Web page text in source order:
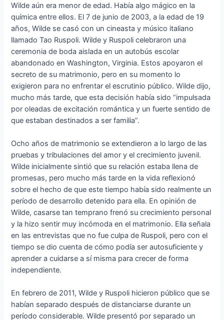
Wilde aún era menor de edad. Había algo mágico en la
química entre ellos. El 7 de junio de 2003, a la edad de 19
años, Wilde se casó con un cineasta y músico italiano
llamado Tao Ruspoli. Wilde y Ruspoli celebraron una
ceremonia de boda aislada en un autobús escolar
abandonado en Washington, Virginia. Estos apoyaron el
secreto de su matrimonio, pero en su momento lo
exigieron para no enfrentar el escrutinio público. Wilde dijo,
mucho más tarde, que esta decisión había sido “impulsada
por oleadas de excitación romántica y un fuerte sentido de
que estaban destinados a ser familia”.
Ocho años de matrimonio se extendieron a lo largo de las
pruebas y tribulaciones del amor y el crecimiento juvenil.
Wilde inicialmente sintió que su relación estaba llena de
promesas, pero mucho más tarde en la vida reflexionó
sobre el hecho de que este tiempo había sido realmente un
período de desarrollo detenido para ella. En opinión de
Wilde, casarse tan temprano frenó su crecimiento personal
y la hizo sentir muy incómoda en el matrimonio. Ella señala
en las entrevistas que no fue culpa de Ruspoli, pero con el
tiempo se dio cuenta de cómo podía ser autosuficiente y
aprender a cuidarse a sí misma para crecer de forma
independiente.
En febrero de 2011, Wilde y Ruspoli hicieron público que se
habían separado después de distanciarse durante un
período considerable. Wilde presentó por separado un